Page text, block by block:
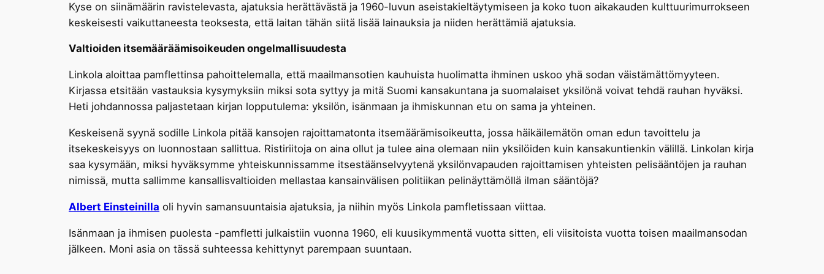
Kyse on siinämäärin ravistelevasta, ajatuksia herättävästä ja 1960-luvun aseistakieltäytymiseen ja koko tuon aikakauden kulttuurimurrokseen
keskeisesti vaikuttaneesta teoksesta, että laitan tähän siitä lisää lainauksia ja niiden herättämiä ajatuksia.
Valtioiden itsemääräämisoikeuden ongelmallisuudesta
Linkola aloittaa pamflettinsa pahoittelemalla, että maailmansotien kauhuista huolimatta ihminen uskoo yhä sodan väistämättömyyteen.
Kirjassa etsitään vastauksia kysymyksiin miksi sota syttyy ja mitä Suomi kansakuntana ja suomalaiset yksilönä voivat tehdä rauhan hyväksi.
Heti johdannossa paljastetaan kirjan lopputulema: yksilön, isänmaan ja ihmiskunnan etu on sama ja yhteinen.
Keskeisenä syynä sodille Linkola pitää kansojen rajoittamatonta itsemäärämisoikeutta, jossa häikäilemätön oman edun tavoittelu ja
itsekeskeisyys on luonnostaan sallittua. Ristiriitoja on aina ollut ja tulee aina olemaan niin yksilöiden kuin kansakuntienkin välillä. Linkolan kirja
saa kysymään, miksi hyväksymme yhteiskunnissamme itsestäänselvyytenä yksilönvapauden rajoittamisen yhteisten pelisääntöjen ja rauhan
nimissä, mutta sallimme kansallisvaltioiden mellastaa kansainvälisen politiikan pelinäyttämöllä ilman sääntöjä?
Albert Einsteinilla oli hyvin samansuuntaisia ajatuksia, ja niihin myös Linkola pamfletissaan viittaa.
Isänmaan ja ihmisen puolesta -pamfletti julkaistiin vuonna 1960, eli kuusikymmentä vuotta sitten, eli viisitoista vuotta toisen maailmansodan
jälkeen. Moni asia on tässä suhteessa kehittynyt parempaan suuntaan.